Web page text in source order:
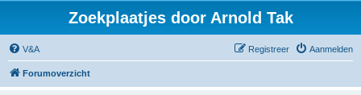
Zoekplaatjes door Arnold Tak
V&A Aanmelden
Registreer
Forumoverzicht